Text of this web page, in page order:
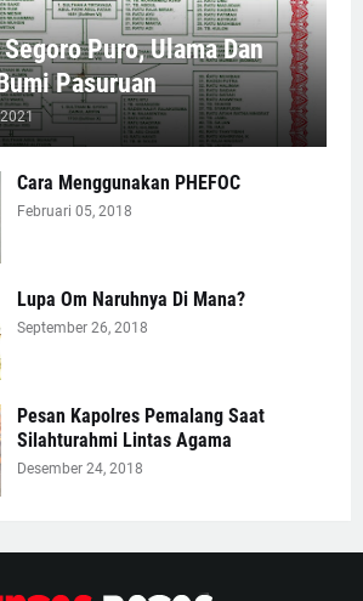
Puro, Ulama Dan
Pasuruan
Cara Menggunakan PHEFOC
Februari 05, 2018
Lupa Om Naruhnya Di Mana?
September 26, 2018
Pesan Kapolres Pemalang Saat
Silahturahmi Lintas Agama
Desember 24, 2018